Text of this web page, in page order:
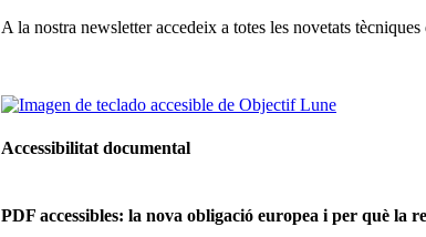
A la nostra newsletter accedeix a totes les novetats
Accessibilitat documental
PDF accessibles: la nova obligació europea i per què la